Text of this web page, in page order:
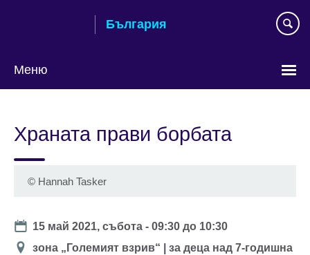
България
Меню
Храната прави борбата
© Hannah Tasker
Date
15 май 2021, събота -09:30 до 10:30
Location
зона „Големият взрив“ | за деца над 7-годишна